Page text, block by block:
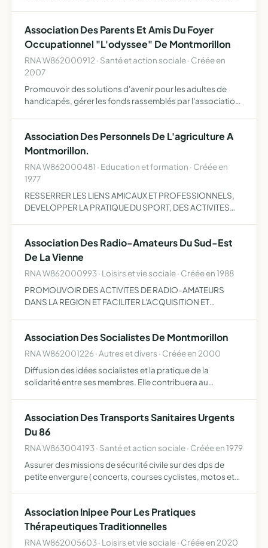
Association Des Parents Et Amis Du Foyer
Occupationnel "L'odyssee" De Montmorillon
RNA W862000912 · Santé et action sociale · Créée en
2007
Promouvoir des solutions d'avenir pour les adultes de
handicapés, gérer les fonds rassemblés par l'association
organisation de…
Association Des Personnels De L'agriculture A
Montmorillon.
RNA W862000481 · Education et formation · Créée en
1977
RESSERRER LES LIENS AMICAUX ET PROFESSIONNELS,
DEVELOPPER LA PRATIQUE DU SPORT, DES ACTIVITES
SOCIAUX QUE CULTURELS ET DE LOISIRS…
Association Des Radio-Amateurs Du Sud-Est
De La Vienne
RNA W862000993 · Loisirs et vie sociale · Créée en 1988
PROMOUVOIR DES ACTIVITES DE RADIO-AMATEURS
DANS LA REGION ET FACILITER L'ACQUISITION ET
AMATEURISME.
Association Des Socialistes De Montmorillon
RNA W862001226 · Autres et divers · Créée en 2000
Diffusion des idées socialistes et la pratique de la
solidarité entre ses membres. Elle contribuera au
Association Des Transports Sanitaires Urgents
Du 86
RNA W863004193 · Santé et action sociale · Créée en 1979
Assurer des missions de sécurité civile sur des dps de
petite envergure ( concerts, courses cyclistes, motos et
Association Inipee Pour Les Pratiques
Thérapeutiques Traditionnelles
RNA W862005603 · Loisirs et vie sociale · Créée en 2020